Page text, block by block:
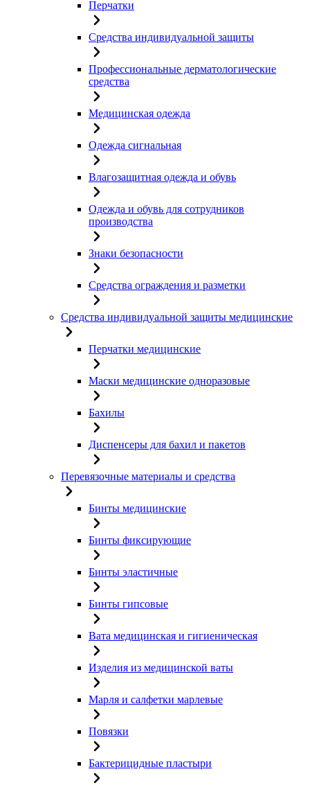
Перчатки
Средства индивидуальной защиты
Профессиональные дерматологические
средства
Медицинская одежда
Одежда сигнальная
Влагозащитная одежда и обувь
Одежда и обувь для сотрудников
производства
Знаки безопасности
Средства ограждения и разметки
Средства индивидуальной защиты медицинские
Перчатки медицинские
Маски медицинские одноразовые
Бахилы
Диспенсеры для бахил и пакетов
Перевязочные материалы и средства
Бинты медицинские
Бинты фиксирующие
Бинты эластичные
Бинты гипсовые
Вата медицинская и гигиеническая
Изделия из медицинской ваты
Марля и салфетки марлевые
Повязки
Бактерицидные пластыри